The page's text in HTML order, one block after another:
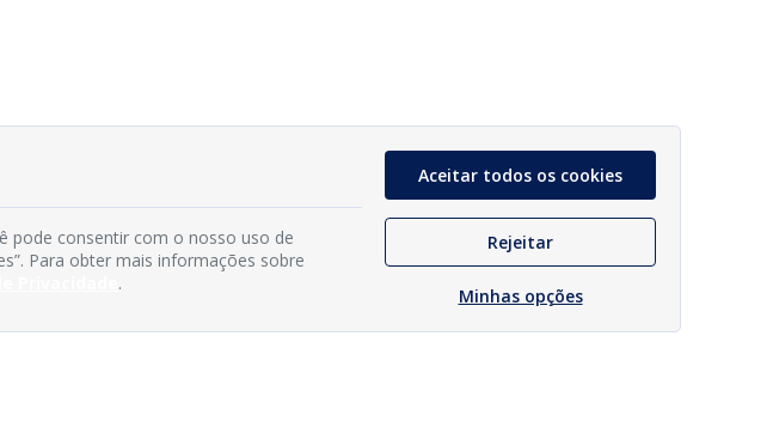
pode consentir com o nosso uso de
Para obter mais informações sobre
.
Aceitar todos os cookies
Rejeitar
Minhas opções